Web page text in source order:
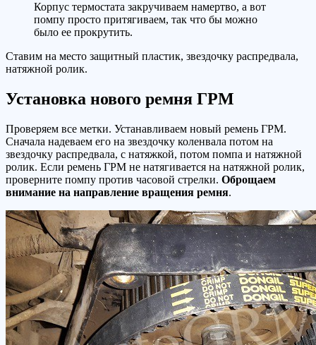
Корпус термостата закручиваем намертво, а вот
помпу просто притягиваем, так что бы можно
было ее прокрутить.
Ставим на место защитный пластик, звездочку распредвала,
натяжной ролик.
Установка нового ремня ГРМ
Проверяем все метки. Устанавливаем новый ремень ГРМ.
Сначала надеваем его на звездочку коленвала потом на
звездочку распредвала, с натяжкой, потом помпа и натяжной
ролик. Если ремень ГРМ не натягивается на натяжной ролик,
проверните помпу против часовой стрелки. Оброщаем
внимание на направление вращения ремня.